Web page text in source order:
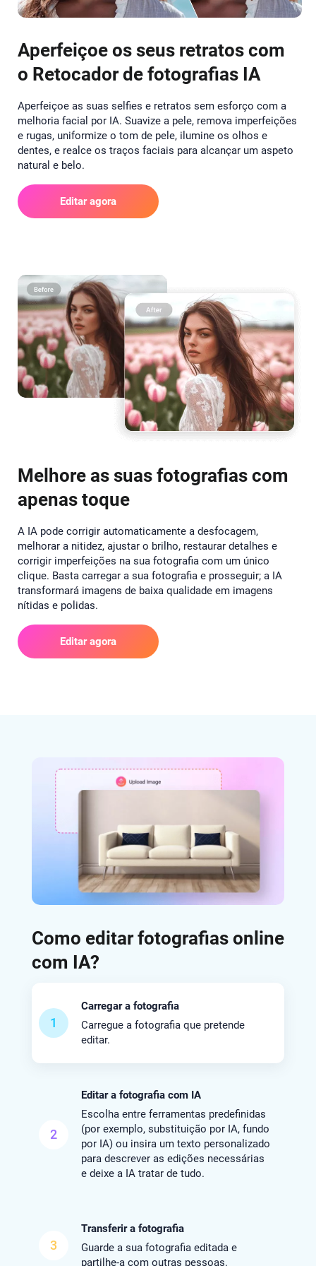
Aperfeiçoe os seus retratos com
o Retocador de fotografias IA
Aperfeiçoe as suas selfies e retratos sem esforço com a
melhoria facial por IA. Suavize a pele, remova imperfeições
e rugas, uniformize o tom de pele, ilumine os olhos e
dentes, e realce os traços faciais para alcançar um aspeto
natural e belo.
Editar agora
Melhore as suas fotografias com
apenas toque
A IA pode corrigir automaticamente a desfocagem,
melhorar a nitidez, ajustar o brilho, restaurar detalhes e
corrigir imperfeições na sua fotografia com um único
clique. Basta carregar a sua fotografia e prosseguir; a IA
transformará imagens de baixa qualidade em imagens
nítidas e polidas.
Editar agora
Como editar fotografias online
com IA?
1
Carregar a fotografia
Carregue a fotografia que pretende
editar.
2
Editar a fotografia com IA
Escolha entre ferramentas predefinidas
(por exemplo, substituição por IA, fundo
por IA) ou insira um texto personalizado
para descrever as edições necessárias
e deixe a IA tratar de tudo.
3
Transferir a fotografia
Guarde a sua fotografia editada e
partilhe-a com outras pessoas.